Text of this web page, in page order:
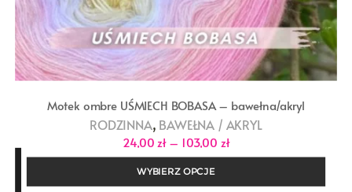
Motek ombre UŚMIECH BOBASA – bawełna/akryl
RODZINNA, BAWEŁNA / AKRYL
24,00zł – 103,00 złZakres
cen:
do
WYBIERZ OPCJE